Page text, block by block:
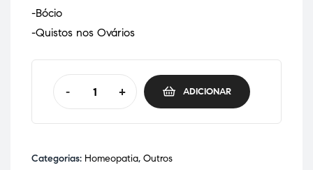
-Bócio
-Quistos nos Ovários
- + ADICIONAR
Categorias: Homeopatia, Outros